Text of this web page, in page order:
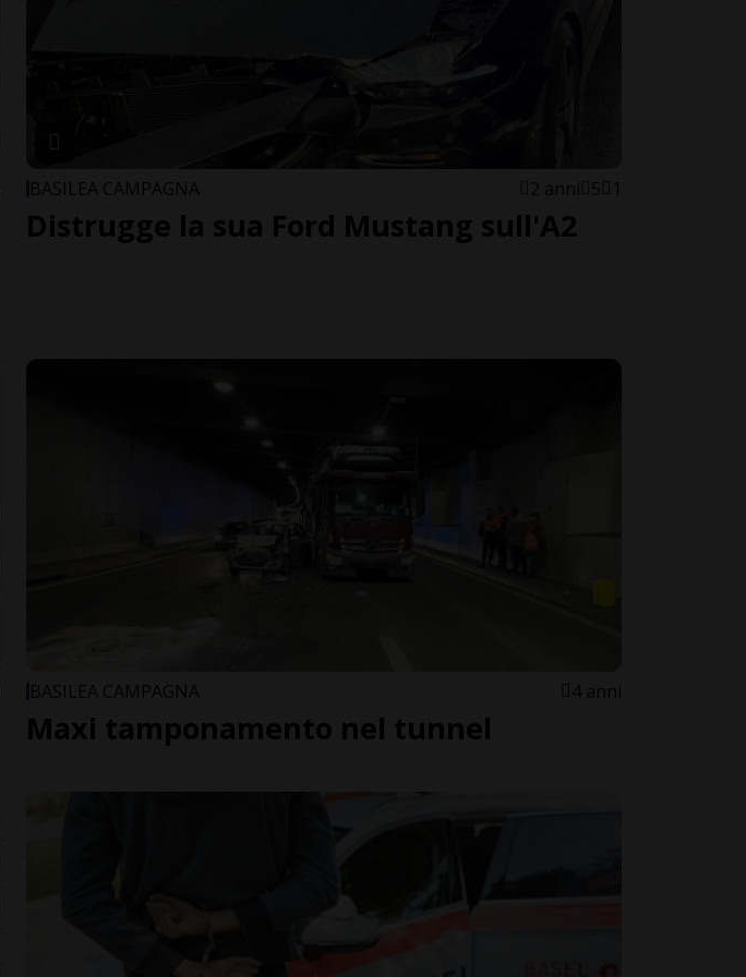
BASILEA CAMPAGNA 2 anni 5 1
Distrugge la sua Ford Mustang sull'A2
BASILEA CAMPAGNA 4 anni
Maxi tamponamento nel tunnel